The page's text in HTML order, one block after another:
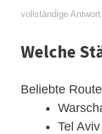
vollständige
Welche
Beliebte
Tel